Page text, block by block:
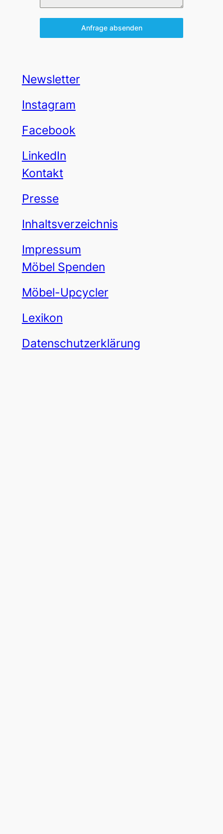
Anfrage absenden
Newsletter
Instagram
Facebook
LinkedIn
Kontakt
Presse
Inhaltsverzeichnis
Impressum
Möbel Spenden
Möbel-Upcycler
Lexikon
Datenschutzerklärung